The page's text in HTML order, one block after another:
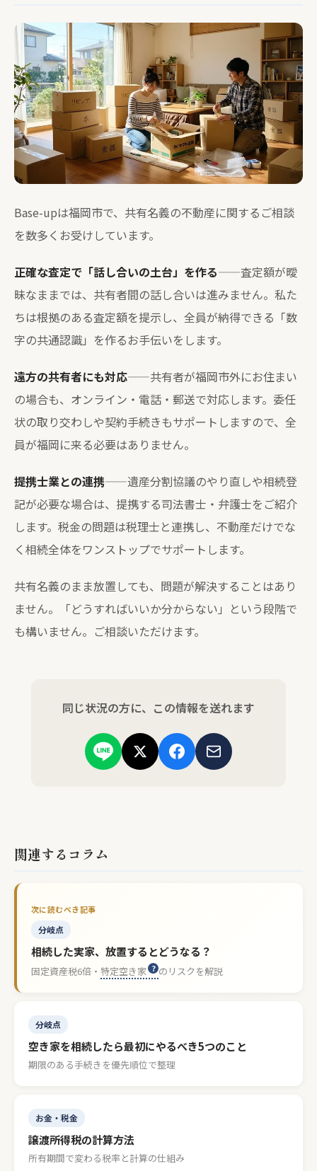
Base-upは福岡市で、共有名義の不動産に関するご相談
を数多くお受けしています。
正確な査定で「話し合いの土台」を作る——査定額が曖
昧なままでは、共有者間の話し合いは進みません。私た
ちは根拠のある査定額を提示し、全員が納得できる「数
字の共通認識」を作るお手伝いをします。
遠方の共有者にも対応——共有者が福岡市外にお住まい
の場合も、オンライン・電話・郵送で対応します。委任
状の取り交わしや契約手続きもサポートしますので、全
員が福岡に来る必要はありません。
提携士業との連携——遺産分割協議のやり直しや相続登
記が必要な場合は、提携する司法書士・弁護士をご紹介
します。税金の問題は税理士と連携し、不動産だけでな
く相続全体をワンストップでサポートします。
共有名義のまま放置しても、問題が解決することはあり
ません。「どうすればいいか分からない」という段階で
も構いません。ご相談いただけます。
同じ状況の方に、この情報を送れます
関連するコラム
分岐点
相続した実家、放置するとどうなる？
固定資産税6倍・ 特定空き家 のリスクを解説
分岐点
空き家を相続したら最初にやるべき5つのこと
期限のある手続きを優先順位で整理
お金・税金
譲渡所得税の計算方法
所有期間で変わる税率と計算の仕組み